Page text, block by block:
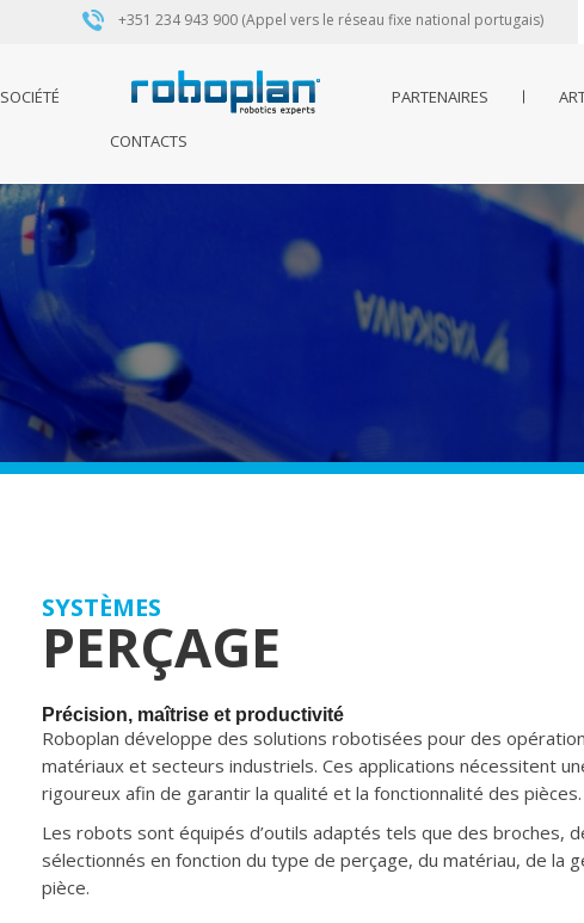
+351 234 943 900 (Appel vers le réseau fixe national portugais)
SOCIÉTÉ PARTENAIRES
CONTACTS
SYSTÈMES
PERÇAGE
Précision, maîtrise et productivité
Roboplan développe des solutions robotisées pour des
matériaux et secteurs industriels. Ces applications nécessitent
rigoureux afin de garantir la qualité et la fonctionnalité des pièces.
Les robots sont équipés d’outils adaptés tels que des broches,
sélectionnés en fonction du type de perçage, du matériau, de la
pièce.